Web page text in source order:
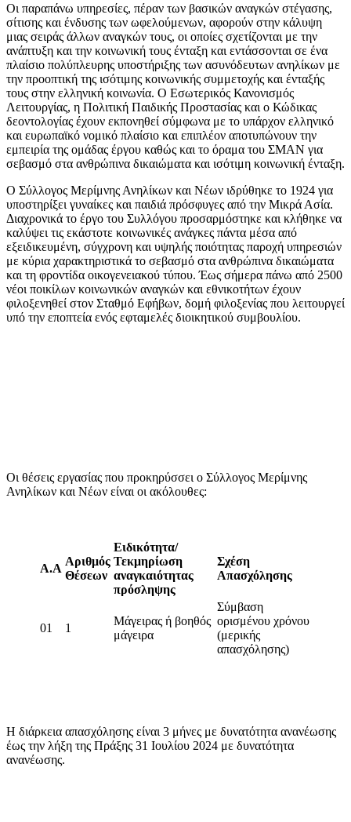
Οι παραπάνω υπηρεσίες, πέραν των βασικών αναγκών στέγασης,
σίτισης και ένδυσης των ωφελούμενων, αφορούν στην κάλυψη
μιας σειράς άλλων αναγκών τους, οι οποίες σχετίζονται με την
ανάπτυξη και την κοινωνική τους ένταξη και εντάσσονται σε ένα
πλαίσιο πολύπλευρης υποστήριξης των ασυνόδευτων ανηλίκων με
την προοπτική της ισότιμης κοινωνικής συμμετοχής και ένταξής
τους στην ελληνική κοινωνία. Ο Εσωτερικός Κανονισμός
Λειτουργίας, η Πολιτική Παιδικής Προστασίας και ο Κώδικας
δεοντολογίας έχουν εκπονηθεί σύμφωνα με το υπάρχον ελληνικό
και ευρωπαϊκό νομικό πλαίσιο και επιπλέον αποτυπώνουν την
εμπειρία της ομάδας έργου καθώς και το όραμα του ΣΜΑΝ για
σεβασμό στα ανθρώπινα δικαιώματα και ισότιμη κοινωνική ένταξη.
Ο Σύλλογος Μερίμνης Ανηλίκων και Νέων ιδρύθηκε το 1924 για
υποστηρίξει γυναίκες και παιδιά πρόσφυγες από την Μικρά Ασία.
Διαχρονικά το έργο του Συλλόγου προσαρμόστηκε και κλήθηκε να
καλύψει τις εκάστοτε κοινωνικές ανάγκες πάντα μέσα από
εξειδικευμένη, σύγχρονη και υψηλής ποιότητας παροχή υπηρεσιών
με κύρια χαρακτηριστικά το σεβασμό στα ανθρώπινα δικαιώματα
και τη φροντίδα οικογενειακού τύπου. Έως σήμερα πάνω από 2500
νέοι ποικίλων κοινωνικών αναγκών και εθνικοτήτων έχουν
φιλοξενηθεί στον Σταθμό Εφήβων, δομή φιλοξενίας που λειτουργεί
υπό την εποπτεία ενός εφταμελές διοικητικού συμβουλίου.
Οι θέσεις εργασίας που προκηρύσσει ο Σύλλογος Μερίμνης
Ανηλίκων και Νέων είναι οι ακόλουθες:
Α.Α
Αριθμός
Θέσεων
Ειδικότητα/
Τεκμηρίωση
αναγκαιότητας
πρόσληψης
Σχέση
Απασχόλησης
01 1
Μάγειρας ή βοηθός
μάγειρα
Σύμβαση
ορισμένου χρόνου
(μερικής
απασχόλησης)
Η διάρκεια απασχόλησης είναι 3 μήνες με δυνατότητα ανανέωσης
έως την λήξη της Πράξης 31 Ιουλίου 2024 με δυνατότητα
ανανέωσης.